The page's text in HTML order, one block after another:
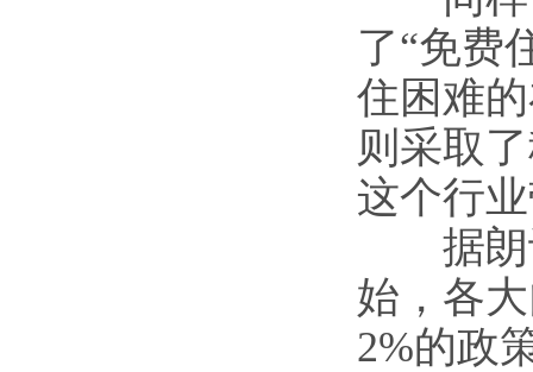
了“免费
住困难
则采取
这个行
据朗诗
始，各
2%的政